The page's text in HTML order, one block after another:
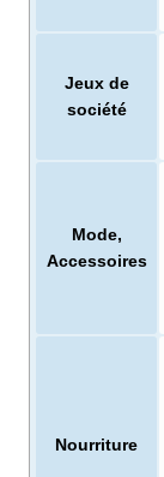
Jeux de
société
Mode,
Accessoires
Nourriture